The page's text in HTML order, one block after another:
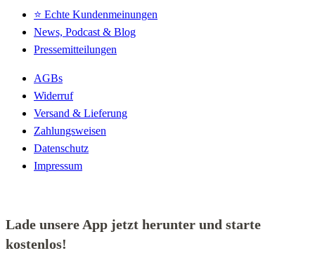
⭐️ Echte Kundenmeinungen
News, Podcast & Blog
Pressemitteilungen
AGBs
Widerruf
Versand & Lieferung
Zahlungsweisen
Datenschutz
Impressum
Lade unsere App jetzt herunter und starte
kostenlos!